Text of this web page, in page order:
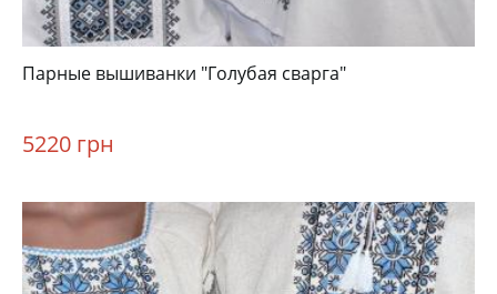
Парные вышиванки "Голубая сварга"
5220 грн